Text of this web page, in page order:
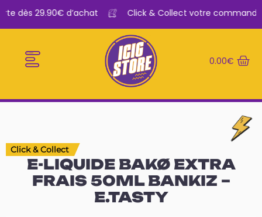
dès 29.90€ d’achat Click & Collect votre commande
0.00€
Click & Collect
E-LIQUIDE BAKØ EXTRA
FRAIS 50ML BANKIZ –
E.TASTY